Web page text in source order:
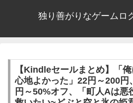
独り善がりなゲームロ
【Kindleセールまとめ】「
心地よかった」22円～200円
円～50%オフ、「町人Aは悪